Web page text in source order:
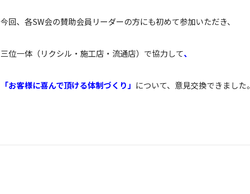
今回、各SW会の賛助会員リーダーの方にも初めて参加いただき、
三位一体（リクシル・施工店・流通店）で協力して、
「お客様に喜んで頂ける体制づくり」 について、意見交換できました。